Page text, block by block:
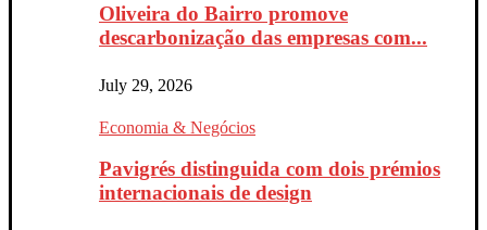
Oliveira do Bairro promove
descarbonização das empresas com...
July 29, 2026
Economia & Negócios
Pavigrés distinguida com dois prémios
internacionais de design